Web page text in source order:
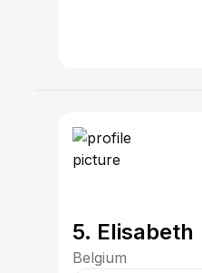
5. Elisabeth
Belgium